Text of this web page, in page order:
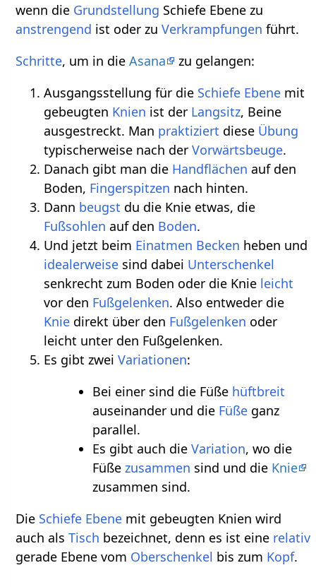
wenn die Grundstellung Schiefe Ebene zu
anstrengend ist oder zuVerkrampfungen führt.
Schritte, um in dieAsana
zu gelangen:
Ausgangsstellung für die Schiefe Ebene mit
gebeugten Knien ist der Langsitz, Beine
ausgestreckt. Man praktiziert diese Übung
typischerweise nach derVorwärtsbeuge.
Danach gibt man die Handflächen auf den
Boden, Fingerspitzen nach hinten.
Dann beugst du die Knie etwas, die
Fußsohlen auf den Boden.
Und jetzt beim Einatmen Becken heben und
idealerweise sind dabei Unterschenkel
senkrecht zum Boden oder die Knie leicht
vor den Fußgelenken. Also entweder die
Knie direkt über den Fußgelenken oder
leicht unter den Fußgelenken.
Es gibt zweiVariationen:
Bei einer sind die Füße hüftbreit
auseinander und die Füßeganz
parallel.
Es gibt auch die Variation, wo die
Füße zusammen sind und die Knie
zusammen sind.
Die Schiefe Ebene mit gebeugten Knien wird
auch alsTisch bezeichnet, denn es ist eine relativ
gerade Ebene vom Oberschenkel bis zum Kopf.